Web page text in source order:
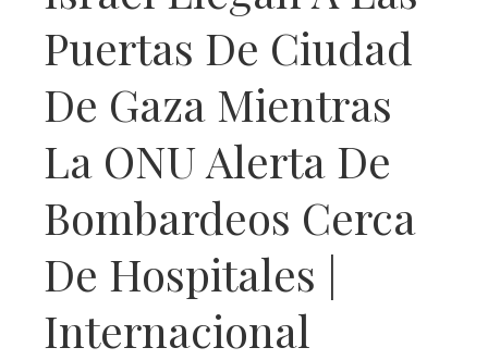
Puertas De Ciudad
De Gaza Mientras
La ONU Alerta De
Bombardeos Cerca
De Hospitales |
Internacional